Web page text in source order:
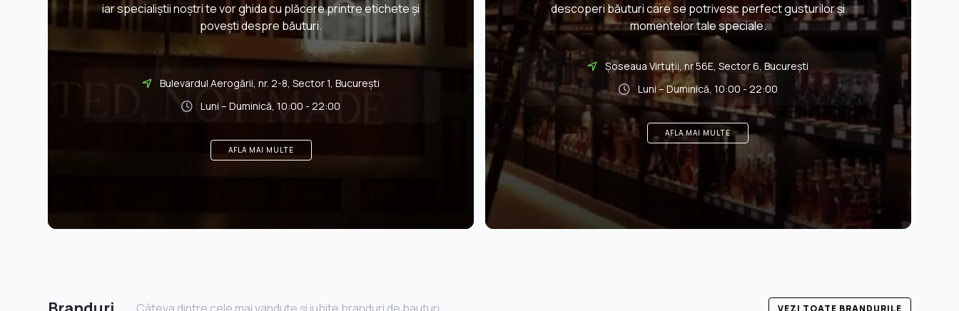
iar specialiștii noștri te vor ghida cu plăcere printre etichete și
povești despre băuturi.
Bulevardul Aerogării, nr. 2-8, Sector 1, Bucureşti
Luni – Duminică, 10:00 - 22:00
AFLA MAI MULTE
descoperi băuturi care se potrivesc perfect gusturilor și
momentelor tale speciale.
Șoseaua Virtuții, nr 56E, Sector 6, București
Luni – Duminică, 10:00 - 22:00
AFLA MAI MULTE
VEZI TOATE BRANDURILE